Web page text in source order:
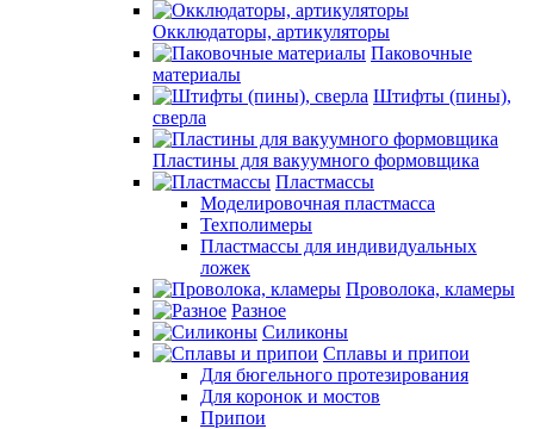
Окклюдаторы, артикуляторы
Паковочные
материалы
Штифты (пины),
сверла
Пластины для вакуумного формовщика
Пластмассы
Моделировочная пластмасса
Техполимеры
Пластмассы для индивидуальных
ложек
Проволока, кламеры
Разное
Силиконы
Сплавы и припои
Для бюгельного протезирования
Для коронок и мостов
Припои